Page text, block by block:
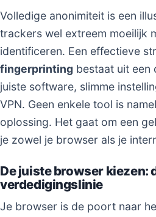
Volledige anonimiteit is een
trackers wel extreem moeilijk
identificeren. Een effectieve
fingerprinting bestaat uit een
juiste software, slimme
VPN. Geen enkele tool is
oplossing. Het gaat om een
je zowel je browser als je
De juiste browser kiezen:
verdedigingslinie
Je browser is de poort naar